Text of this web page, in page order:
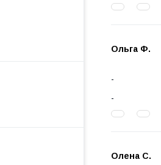
Ольга Ф.
Олена С.